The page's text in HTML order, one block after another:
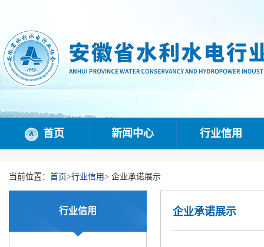
首页 新闻中心 行业信用
当前位置： 首页>行业信用> 企业承诺展示
行业信用 企业承诺展示